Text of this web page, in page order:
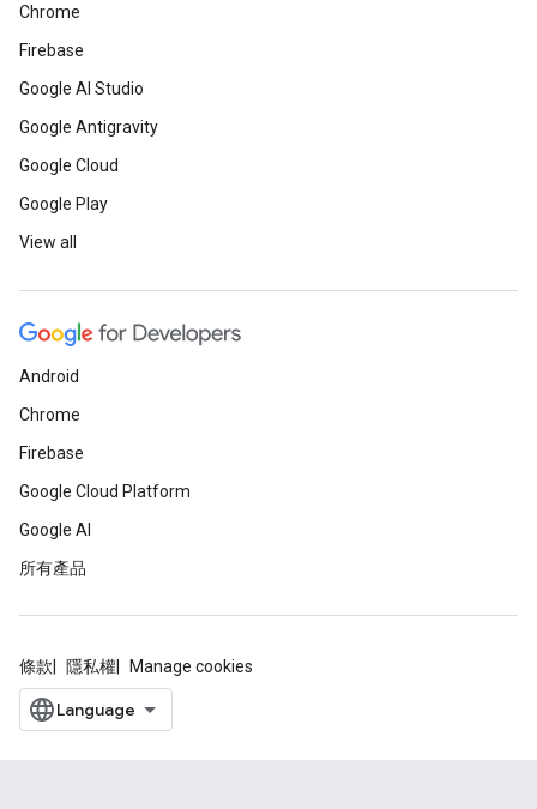
Chrome
Firebase
Google AI Studio
Google Antigravity
Google Cloud
Google Play
View all
Android
Chrome
Firebase
Google Cloud Platform
Google AI
所有產品
條款 隱私權 Manage cookies